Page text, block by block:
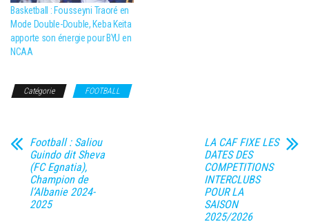
Basketball : Fousseyni Traoré en
Mode Double-Double, Keba Keita
apporte son énergie pour BYU en
NCAA
Catégorie FOOTBALL
Football : Saliou
Guindo dit Sheva
(FC Egnatia),
Champion de
l’Albanie 2024-
2025
LA CAF FIXE LES
DATES DES
COMPETITIONS
INTERCLUBS
POUR LA
SAISON
2025/2026